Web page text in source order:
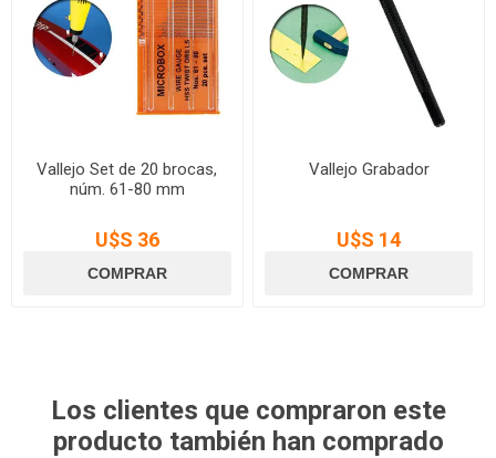
Vallejo Set de 20 brocas,
núm. 61-80 mm
U$S 36
Vallejo Grabador
U$S 14
Los clientes que compraron este
producto también han comprado